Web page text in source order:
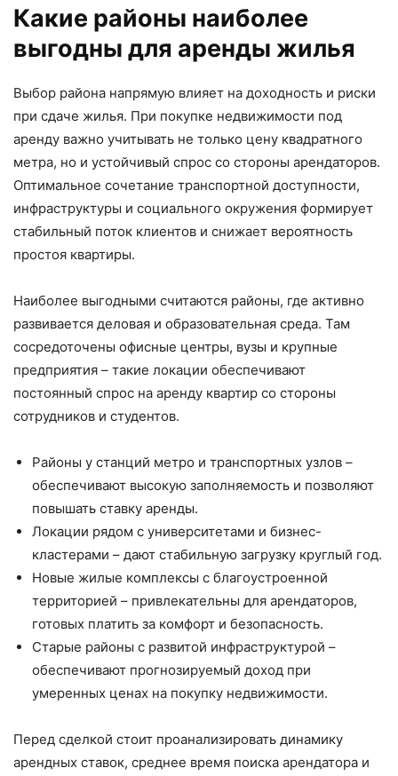
Какие районы наиболее
выгодны для аренды жилья
Выбор района напрямую влияет на доходность и риски
при сдаче жилья. При покупке недвижимости под
аренду важно учитывать не только цену квадратного
метра, но и устойчивый спрос со стороны арендаторов.
Оптимальное сочетание транспортной доступности,
инфраструктуры и социального окружения формирует
стабильный поток клиентов и снижает вероятность
простоя квартиры.
Наиболее выгодными считаются районы, где активно
развивается деловая и образовательная среда. Там
сосредоточены офисные центры, вузы и крупные
предприятия – такие локации обеспечивают
постоянный спрос на аренду квартир со стороны
сотрудников и студентов.
Районы у станций метро и транспортных узлов –
обеспечивают высокую заполняемость и позволяют
повышать ставку аренды.
Локации рядом с университетами и бизнес-
кластерами – дают стабильную загрузку круглый год.
Новые жилые комплексы с благоустроенной
территорией – привлекательны для арендаторов,
готовых платить за комфорт и безопасность.
Старые районы с развитой инфраструктурой –
обеспечивают прогнозируемый доход при
умеренных ценах на покупку недвижимости.
Перед сделкой стоит проанализировать динамику
арендных ставок, среднее время поиска арендатора и